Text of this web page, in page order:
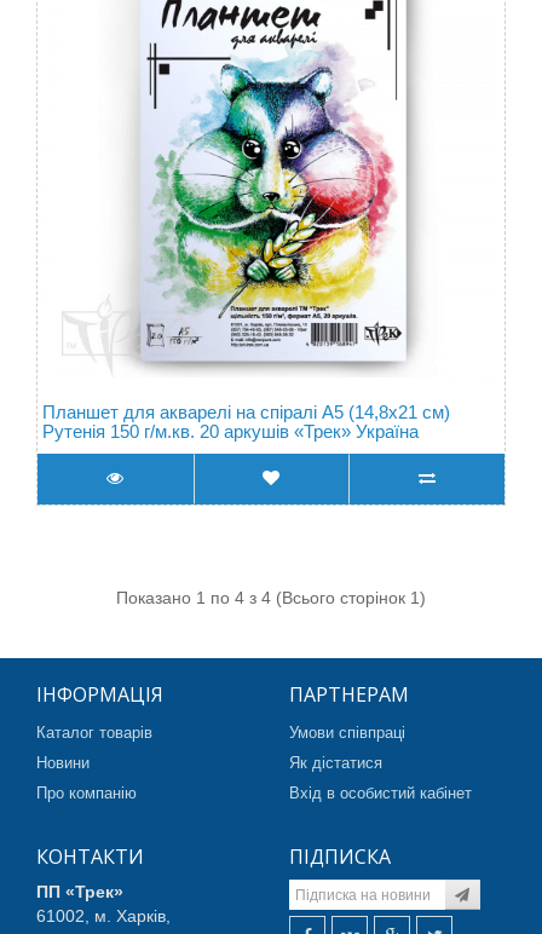
Планшет для акварелі на спіралі А5 (14,8х21 см)
Рутенія 150 г/м.кв. 20 аркушів «Трек» Україна
Показано 1 по 4 з 4 (Всього сторінок 1)
ІНФОРМАЦІЯ
Каталог товарів
Новини
Про компанію
ПАРТНЕРАМ
Умови співпраці
Як дістатися
Вхід в особистий кабінет
КОНТАКТИ
ПП «Трек»
61002, м. Харків,
ПІДПИСКА